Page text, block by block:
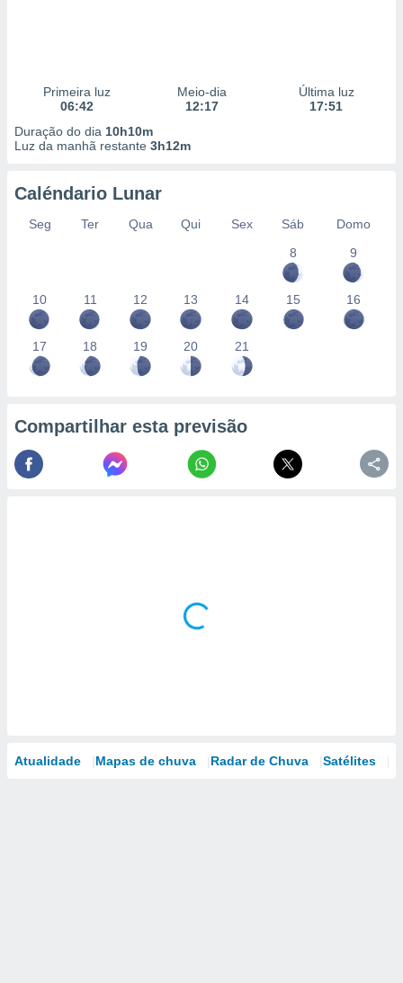
Primeira luz
06:42
Meio-dia
12:17
Última luz
17:51
Duração do dia 10h10m
Luz da manhã restante 3h12m
Caléndario Lunar
Seg Ter Qua Qui Sex Sáb
Domo
8
9
10 11 12 13 14 15 16
17 18 19 20 21
Compartilhar esta previsão
Atualidade Mapas de chuva Radar de Chuva Satélites